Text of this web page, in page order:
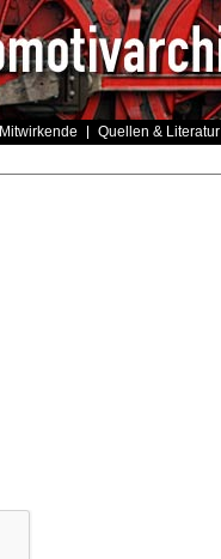
Mitwirkende Quellen & Literatur